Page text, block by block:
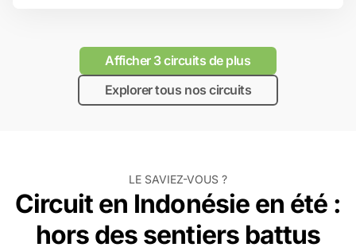
Afficher 3 circuits de plus
Explorer tous nos circuits
LE SAVIEZ-VOUS ?
Circuit en Indonésie en été :
hors des sentiers battus